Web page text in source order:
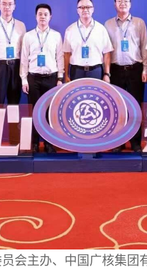
会主办、中国广核集团